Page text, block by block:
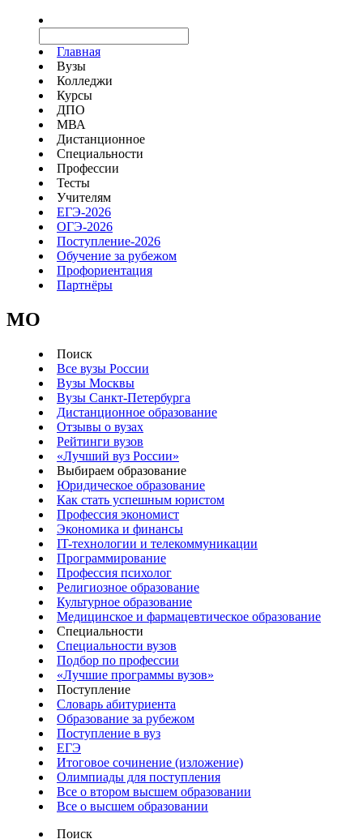
Главная
Вузы
Колледжи
Курсы
ДПО
МВА
Дистанционное
Специальности
Профессии
Тесты
Учителям
ЕГЭ-2026
ОГЭ-2026
Поступление-2026
Обучение за рубежом
Профориентация
Партнёры
MO
Поиск
Все вузы России
Вузы Москвы
Вузы Санкт-Петербурга
Дистанционное образование
Отзывы о вузах
Рейтинги вузов
«Лучший вуз России»
Выбираем образование
Юридическое образование
Как стать успешным юристом
Профессия экономист
Экономика и финансы
IT-технологии и телекоммуникации
Программирование
Профессия психолог
Религиозное образование
Культурное образование
Медицинское и фармацевтическое образование
Специальности
Специальности вузов
Подбор по профессии
«Лучшие программы вузов»
Поступление
Словарь абитуриента
Образование за рубежом
Поступление в вуз
ЕГЭ
Итоговое сочинение (изложение)
Олимпиады для поступления
Все о втором высшем образовании
Все о высшем образовании
Поиск